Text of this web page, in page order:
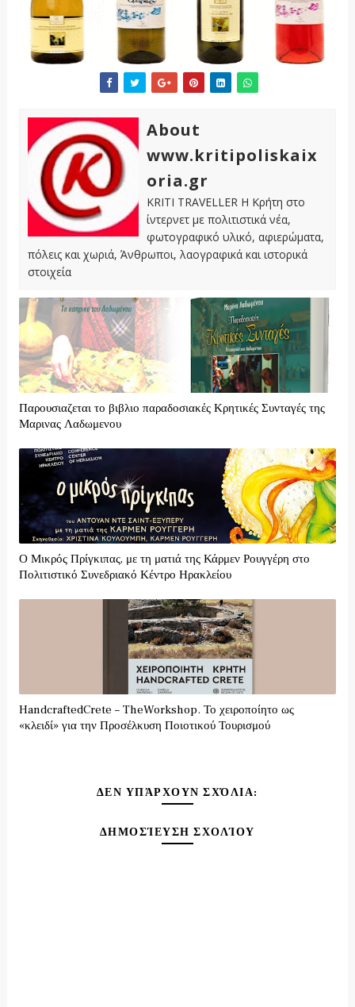
About
www.kritipoliskaix
oria.gr
KRITI TRAVELLER Η Κρήτη στο
ίντερνετ με πολιτιστικά νέα,
φωτογραφικό υλικό, αφιερώματα,
πόλεις και χωριά, Άνθρωποι, λαογραφικά και ιστορικά
στοιχεία
Παρουσιαζεται το βιβλιο παραδοσιακές Κρητικές Συνταγές της
Μαρινας Λαδωμενου
Ο Μικρός Πρίγκιπας, με τη ματιά της Κάρμεν Ρουγγέρη στο
Πολιτιστικό Συνεδριακό Κέντρο Ηρακλείου
HandcraftedCrete – TheWorkshop. Το χειροποίητο ως
«κλειδί» για την Προσέλκυση Ποιοτικού Τουρισμού
ΔΕΝ ΥΠΆΡΧΟΥΝ ΣΧΌΛΙΑ:
ΔΗΜΟΣΊΕΥΣΗ ΣΧΟΛΊΟΥ